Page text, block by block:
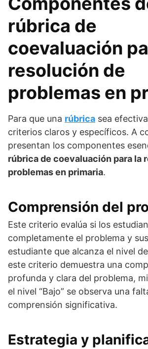
rúbrica de
coevaluación
resolución de
problemas en
Para que una rúbrica sea
criterios claros y específicos. A
presentan los componentes
rúbrica de coevaluación para la
problemas en primaria.
Comprensión del
Este criterio evalúa si los
completamente el problema y
estudiante que alcanza el nivel
este criterio demuestra una
profunda y clara del problema,
el nivel “Bajo” se observa una
comprensión significativa.
Estrategia y